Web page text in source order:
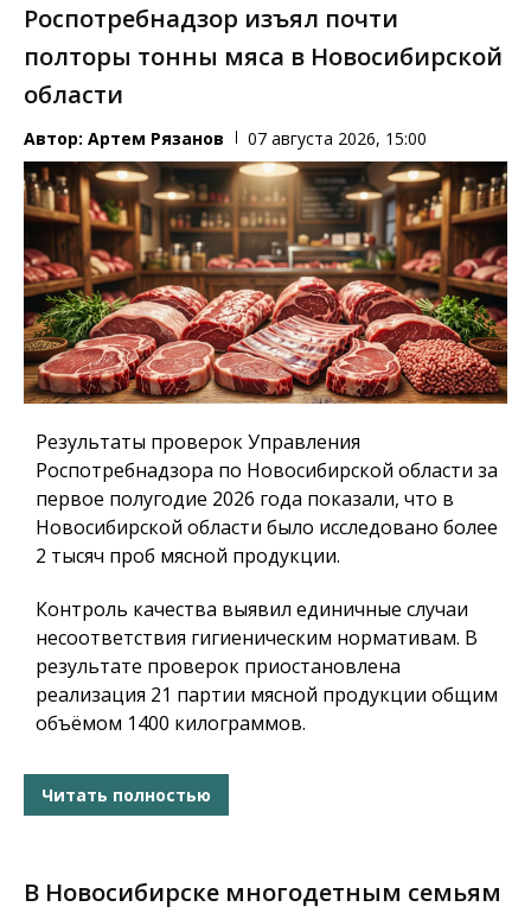
Роспотребнадзор изъял почти
полторы тонны мяса в Новосибирской
области
Автор: Артем Рязанов 07 августа 2026, 15:00
Результаты проверок Управления
Роспотребнадзора по Новосибирской области за
первое полугодие 2026 года показали, что в
Новосибирской области было исследовано более
2 тысяч проб мясной продукции.
Контроль качества выявил единичные случаи
несоответствия гигиеническим нормативам. В
результате проверок приостановлена
реализация 21 партии мясной продукции общим
объёмом 1400 килограммов.
Читать полностью
В Новосибирске многодетным семьям